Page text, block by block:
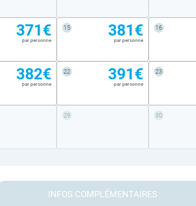
371€
par personne
15 381€
par personne
16
382€
par personne
22 391€
par personne
23
29 30
INFOS COMPLÉMENTAIRES